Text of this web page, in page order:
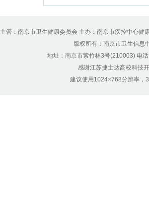
主管：南京市卫生健康委员会 主办：南京市疾控中心
版权所有：南京市卫生信
地址：南京市紫竹林3号(210003) 电
感谢江苏捷士达高校科技
建议使用1024×768分辨率，